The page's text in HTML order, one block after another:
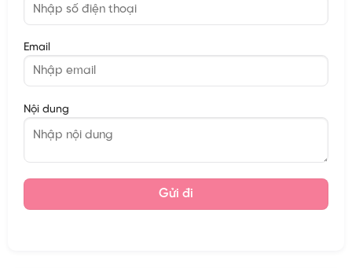
Email
Nội dung